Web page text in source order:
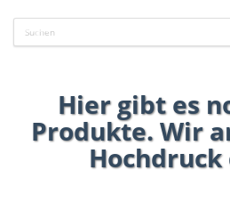
Hier gibt es
Produkte. Wir